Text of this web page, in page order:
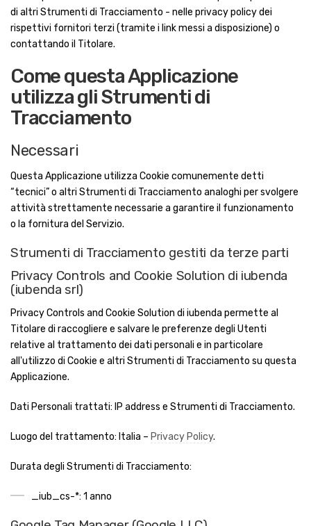
di altri Strumenti di Tracciamento - nelle privacy policy dei
rispettivi fornitori terzi (tramite i link messi a disposizione) o
contattando il Titolare.
Come questa Applicazione
utilizza gli Strumenti di
Tracciamento
Necessari
Questa Applicazione utilizza Cookie comunemente detti
“tecnici” o altri Strumenti di Tracciamento analoghi per svolgere
attività strettamente necessarie a garantire il funzionamento
o la fornitura del Servizio.
Strumenti di Tracciamento gestiti da terze parti
Privacy Controls and Cookie Solution di iubenda
(iubenda srl)
Privacy Controls and Cookie Solution di iubenda permette al
Titolare di raccogliere e salvare le preferenze degli Utenti
relative al trattamento dei dati personali e in particolare
all'utilizzo di Cookie e altri Strumenti di Tracciamento su questa
Applicazione.
Dati Personali trattati: IP address e Strumenti di Tracciamento.
Luogo del trattamento: Italia – Privacy Policy.
Durata degli Strumenti di Tracciamento:
_iub_cs-*: 1 anno